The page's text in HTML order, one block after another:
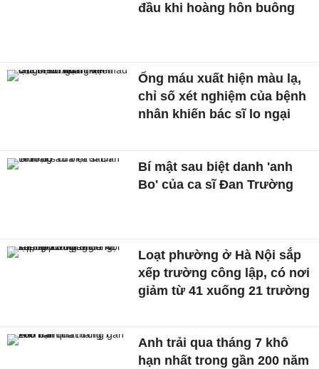
đầu khi hoàng hôn buông
Ống máu xuất hiện màu lạ,
chỉ số xét nghiệm của bệnh
nhân khiến bác sĩ lo ngại
Bí mật sau biệt danh 'anh
Bo' của ca sĩ Đan Trường
Loạt phường ở Hà Nội sắp
xếp trường công lập, có nơi
giảm từ 41 xuống 21 trường
Anh trải qua tháng 7 khô
hạn nhất trong gần 200 năm